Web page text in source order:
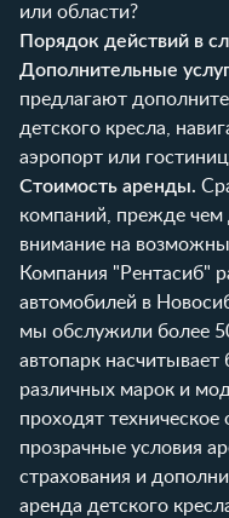
или области?
Порядок действий в
Дополнительные
предлагают
детского кресла,
аэропорт или
Стоимость аренды.
компаний, прежде чем
внимание на
Компания "Рентасиб"
автомобилей в
мы обслужили более
автопарк
различных марок и
проходят
прозрачные условия
страхования и
аренда детского